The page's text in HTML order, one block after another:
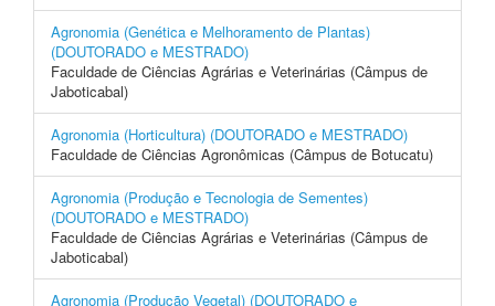
Agronomia (Genética e Melhoramento de Plantas)
(DOUTORADO e MESTRADO)
Faculdade de Ciências Agrárias e Veterinárias (Câmpus de
Jaboticabal)
Agronomia (Horticultura) (DOUTORADO e MESTRADO)
Faculdade de Ciências Agronômicas (Câmpus de Botucatu)
Agronomia (Produção e Tecnologia de Sementes)
(DOUTORADO e MESTRADO)
Faculdade de Ciências Agrárias e Veterinárias (Câmpus de
Jaboticabal)
Agronomia (Produção Vegetal) (DOUTORADO e